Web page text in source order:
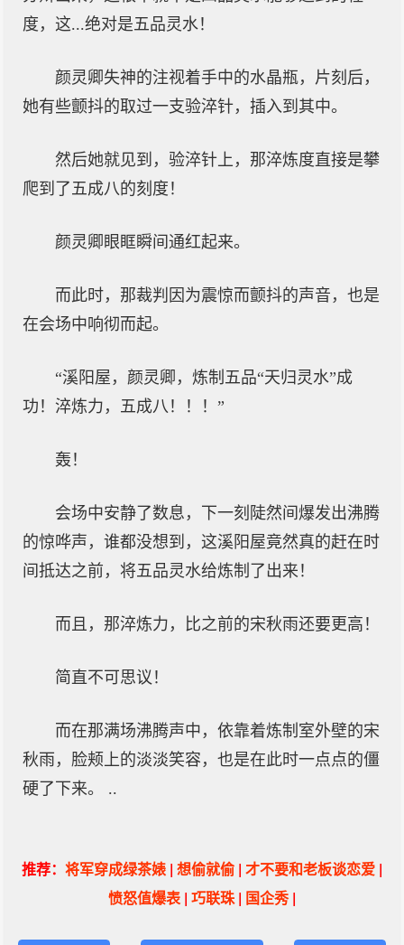
度，这...绝对是五品灵水！
颜灵卿失神的注视着手中的水晶瓶，片刻后，
她有些颤抖的取过一支验淬针，插入到其中。
然后她就见到，验淬针上，那淬炼度直接是攀
爬到了五成八的刻度！
颜灵卿眼眶瞬间通红起来。
而此时，那裁判因为震惊而颤抖的声音，也是
在会场中响彻而起。
“溪阳屋，颜灵卿，炼制五品“天归灵水”成
功！淬炼力，五成八！！！”
轰！
会场中安静了数息，下一刻陡然间爆发出沸腾
的惊哗声，谁都没想到，这溪阳屋竟然真的赶在时
间抵达之前，将五品灵水给炼制了出来！
而且，那淬炼力，比之前的宋秋雨还要更高！
简直不可思议！
而在那满场沸腾声中，依靠着炼制室外壁的宋
秋雨，脸颊上的淡淡笑容，也是在此时一点点的僵
硬了下来。 ..
推荐： 将军穿成绿茶婊 | 想偷就偷 | 才不要和老板谈恋爱 |
愤怒值爆表| 巧联珠| 国企秀 |